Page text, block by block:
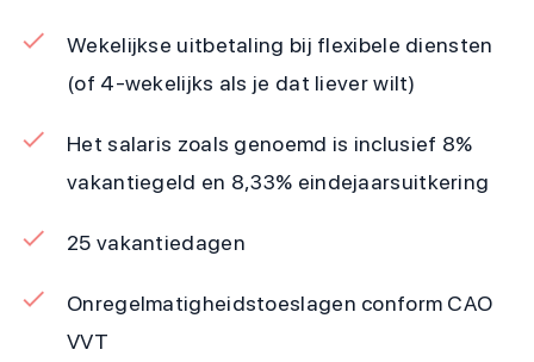
Wekelijkse uitbetaling bij flexibele diensten
(of 4-wekelijks als je dat liever wilt)
Het salaris zoals genoemd is inclusief 8%
vakantiegeld en 8,33% eindejaarsuitkering
25 vakantiedagen
Onregelmatigheidstoeslagen conform CAO
VVT